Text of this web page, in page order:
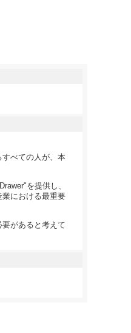
べての人が、本
を提供し、
における最重要
があると考えて